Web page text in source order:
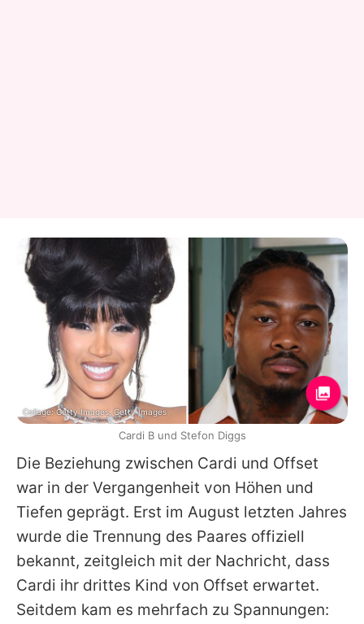
Die Beziehung zwischen Cardi und Offset
war in der Vergangenheit von Höhen und
Tiefen geprägt. Erst im August letzten Jahres
wurde die Trennung des Paares offiziell
bekannt, zeitgleich mit der Nachricht, dass
Cardi ihr drittes Kind von Offset erwartet.
Seitdem kam es mehrfach zu Spannungen:
Collage: Getty Images, Getty Images
Cardi B und Stefon Diggs